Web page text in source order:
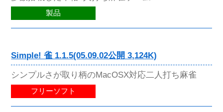
製品
Simple! 雀 1.1.5(05.09.02公開 3,124K)
シンプルさが取り柄のMacOSX対応二人打ち麻雀
フリーソフト